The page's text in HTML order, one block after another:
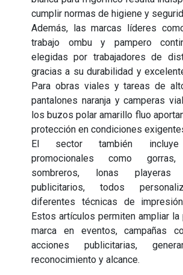
cumplir normas de higiene y
Además, las marcas líderes
trabajo ombu y pampero
elegidas por trabajadores de
gracias a su durabilidad y
Para obras viales y tareas de
pantalones naranja y camperas
los buzos polar amarillo fluo
protección en condiciones
El sector también incluye
promocionales como
sombreros, lonas
publicitarios, todos
diferentes técnicas de
Estos artículos permiten ampliar la
marca en eventos, campañas
acciones publicitarias,
reconocimiento y alcance.